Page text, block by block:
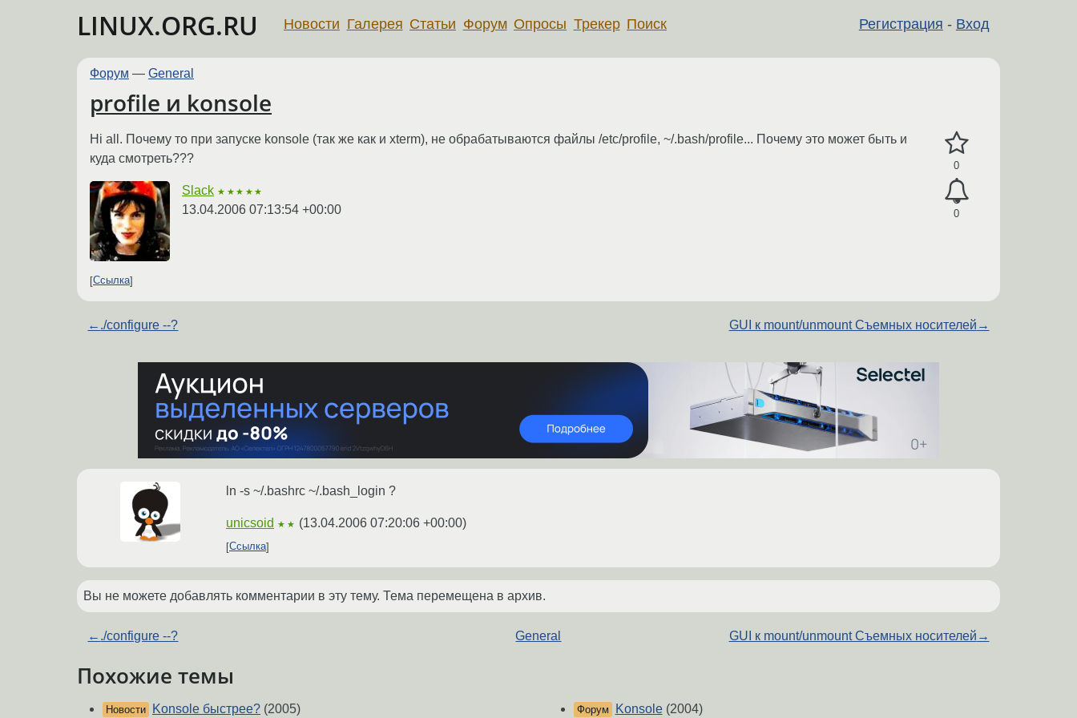
LINUX.ORG.RU Регистрация - Вход
Новости Галерея Статьи Форум Опросы Трекер Поиск
Форум — General
profile и konsole
0
0
Hi all. Почему то при запуске konsole (так же как и xterm), не обрабатываются файлы /etc/profile, ~/.bash/profile... Почему это может быть и
куда смотреть???
Slack ★★★★★
13.04.2006 07:13:54 +00:00
Ссылка
← ./configure --? GUI к mount/unmount Съемных носителей →
ln -s ~/.bashrc ~/.bash_login ?
unicsoid ★★ (13.04.2006 07:20:06 +00:00)
Ссылка
Вы не можете добавлять комментарии в эту тему. Тема перемещена в архив.
← ./configure --? General GUI к mount/unmount Съемных носителей →
Похожие темы
Новости Konsole быстрее? (2005) Форум Konsole(2004)